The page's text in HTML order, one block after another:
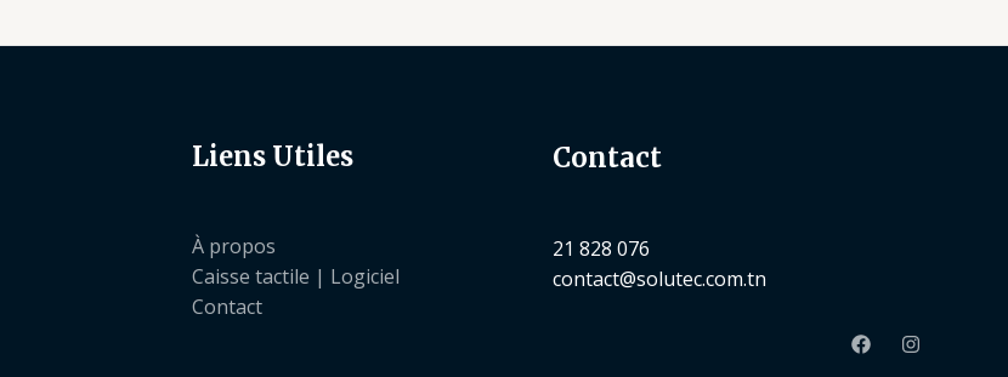
Liens Utiles
À propos
Caisse tactile | Logiciel
Contact
Contact
21 828 076
contact@solutec.com.tn